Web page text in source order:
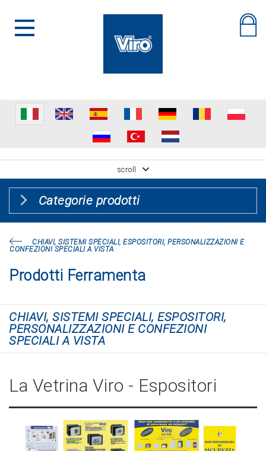
scroll
Categorie prodotti
CHIAVI, SISTEMI SPECIALI, ESPOSITORI, PERSONALIZZAZIONI E
CONFEZIONI SPECIALI A VISTA
Prodotti Ferramenta
CHIAVI, SISTEMI SPECIALI, ESPOSITORI,
PERSONALIZZAZIONI E CONFEZIONI
SPECIALI A VISTA
La Vetrina Viro - Espositori